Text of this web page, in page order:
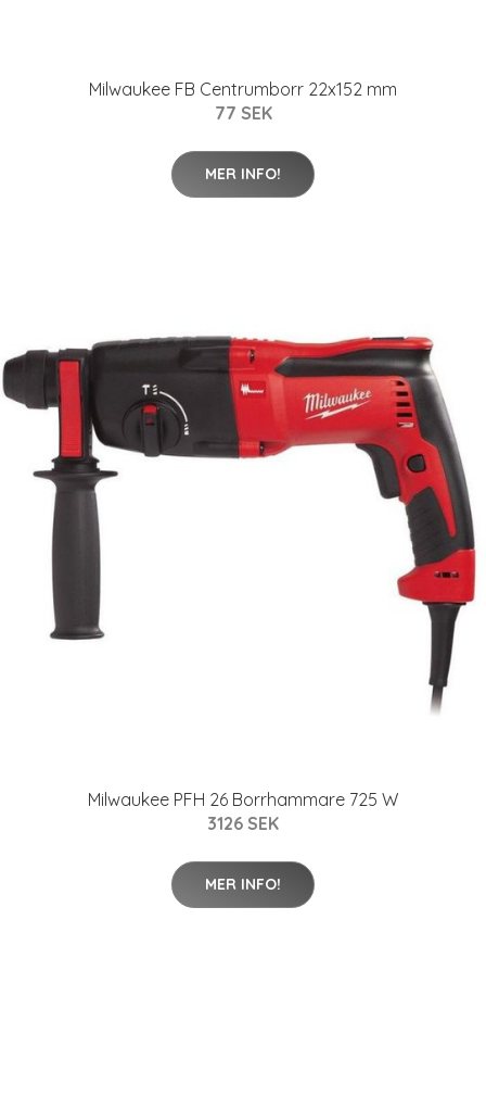
Milwaukee FB Centrumborr 22x152 mm
77 SEK
MER INFO!
Milwaukee PFH 26 Borrhammare 725 W
3126 SEK
MER INFO!